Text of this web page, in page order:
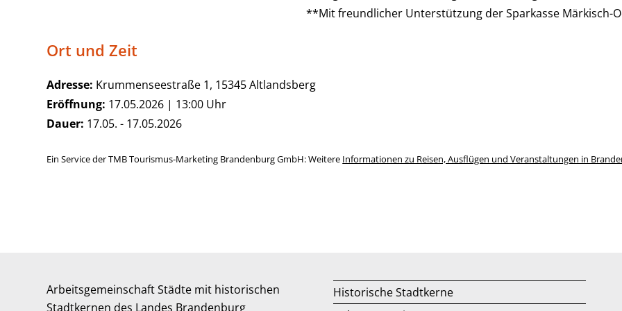
**Mit freundlicher Unterstützung der Sparkasse Märkisch-
Ort und Zeit
Adresse: Krummenseestraße 1, 15345 Altlandsberg
Eröffnung: 17.05.2026 | 13:00 Uhr
Dauer: 17.05. - 17.05.2026
Ein Service der TMB Tourismus-Marketing Brandenburg GmbH: Weitere Informationen zu Reisen, Ausflügen und Veranstaltungen in
Arbeitsgemeinschaft Städte mit historischen
Stadtkernen des Landes Brandenburg
Historische Stadtkerne